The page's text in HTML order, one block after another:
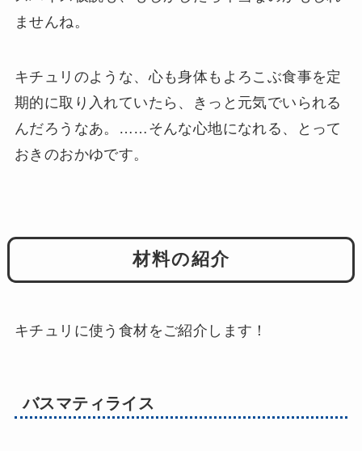
ませんね。
キチュリのような、心も身体もよろこぶ食事を定
期的に取り入れていたら、きっと元気でいられる
んだろうなあ。……そんな心地になれる、とって
おきのおかゆです。
材料の紹介
キチュリに使う食材をご紹介します！
バスマティライス